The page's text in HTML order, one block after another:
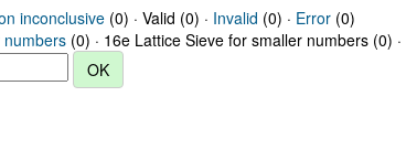
inconclusive(0) · Valid (0) · Invalid (0) · Error(0)
numbers (0) · 16e Lattice Sieve for smaller numbers (0) ·